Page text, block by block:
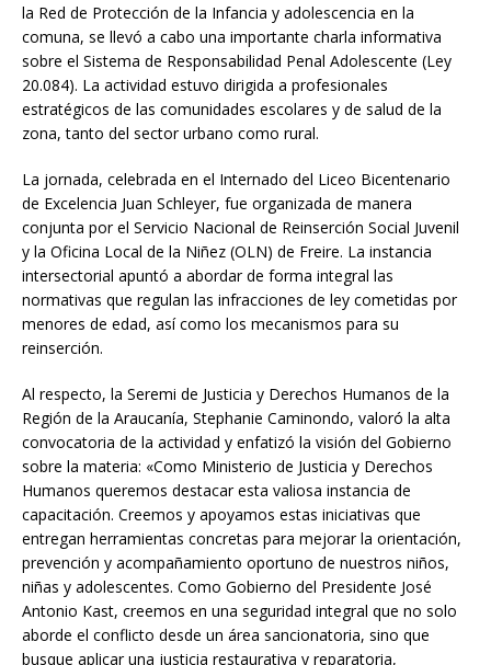
la Red de Protección de la Infancia y adolescencia en la
comuna, se llevó a cabo una importante charla informativa
sobre el Sistema de Responsabilidad Penal Adolescente (Ley
20.084). La actividad estuvo dirigida a profesionales
estratégicos de las comunidades escolares y de salud de la
zona, tanto del sector urbano como rural.
La jornada, celebrada en el Internado del Liceo Bicentenario
de Excelencia Juan Schleyer, fue organizada de manera
conjunta por el Servicio Nacional de Reinserción Social Juvenil
y la Oficina Local de la Niñez (OLN) de Freire. La instancia
intersectorial apuntó a abordar de forma integral las
normativas que regulan las infracciones de ley cometidas por
menores de edad, así como los mecanismos para su
reinserción.
Al respecto, la Seremi de Justicia y Derechos Humanos de la
Región de la Araucanía, Stephanie Caminondo, valoró la alta
convocatoria de la actividad y enfatizó la visión del Gobierno
sobre la materia: «Como Ministerio de Justicia y Derechos
Humanos queremos destacar esta valiosa instancia de
capacitación. Creemos y apoyamos estas iniciativas que
entregan herramientas concretas para mejorar la orientación,
prevención y acompañamiento oportuno de nuestros niños,
niñas y adolescentes. Como Gobierno del Presidente José
Antonio Kast, creemos en una seguridad integral que no solo
aborde el conflicto desde un área sancionatoria, sino que
busque aplicar una justicia restaurativa y reparatoria,